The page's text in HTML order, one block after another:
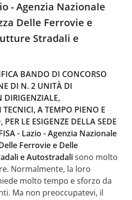
- Agenzia Nazionale
Delle Ferrovie e
Stradali e
BANDO DI CONCORSO
DI N. 2 UNITÀ DI
DIRIGENZIALE,
A TEMPO PIENO E
LE ESIGENZE DELLA SEDE
- Lazio - Agenzia Nazionale
Ferrovie e Delle
e Autostradalisono molto
Normalmente, la loro
molto tempo e sforzo da
Ma non preoccupatevi, il